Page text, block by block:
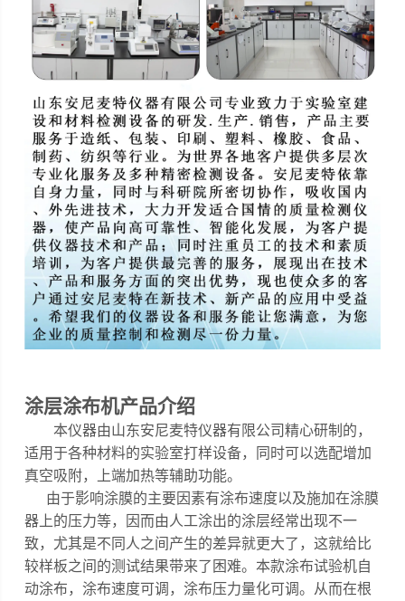
涂层涂布机产品介绍
本仪器由山东安尼麦特仪器有限公司精心研制的，
适用于各种材料的实验室打样设备，同时可以选配增加
真空吸附，上端加热等辅助功能。
由于影响涂膜的主要因素有涂布速度以及施加在涂膜
器上的压力等，因而由人工涂出的涂层经常出现不一
致，尤其是不同人之间产生的差异就更大了，这就给比
较样板之间的测试结果带来了困难。本款涂布试验机自
动涂布，涂布速度可调，涂布压力量化可调。 从而在根